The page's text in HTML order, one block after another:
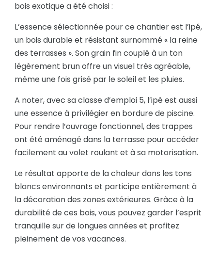
bois exotique a été choisi :
L’essence sélectionnée pour ce chantier est l’ipé,
un bois durable et résistant surnommé « la reine
des terrasses ». Son grain fin couplé à un ton
légèrement brun offre un visuel très agréable,
même une fois grisé par le soleil et les pluies.
A noter, avec sa classe d’emploi 5, l’ipé est aussi
une essence à privilégier en bordure de piscine.
Pour rendre l’ouvrage fonctionnel, des trappes
ont été aménagé dans la terrasse pour accéder
facilement au volet roulant et à sa motorisation.
Le résultat apporte de la chaleur dans les tons
blancs environnants et participe entièrement à
la décoration des zones extérieures. Grâce à la
durabilité de ces bois, vous pouvez garder l’esprit
tranquille sur de longues années et profitez
pleinement de vos vacances.